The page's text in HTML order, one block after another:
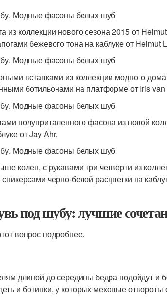
коллекции нового сезона 2015 от
бежевого тона на каблуке от Helmut
вставками из коллекции модного
ботильонами на платформе от Iris
полуприталенного фасона из новой
от Jay Ahr.
колен, с рукавами три четверти из
черно-белой расцветки на
под шубу: лучшие
вопрос подробнее.
длиной до середины бедра подойдут и
и ботинки, у которых меховые отвороты